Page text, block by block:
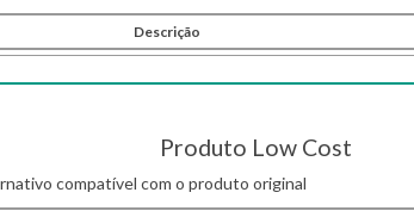
Descrição
Produto Low Cost
compatível com o produto original